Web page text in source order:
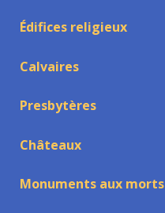
Édifices religieux
Calvaires
Presbytères
Châteaux
Monuments aux morts